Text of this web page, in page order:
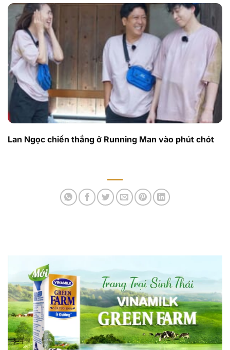
Lan Ngọc chiến thắng ở Running Man vào phút chót